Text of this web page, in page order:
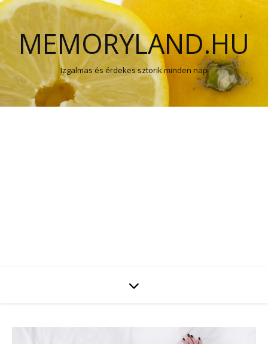
MEMORYLAND.HU
Izgalmas és érdekes sztorik minden nap